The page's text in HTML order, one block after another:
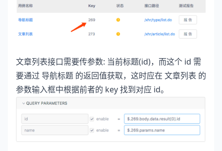
文章列表接口需要传参数: 当前标题(id)，而这个 id 需
要通过 导航标题 的返回值获取，这时应在 文章列表 的
参数输入框中根据前者的 key 找到对应 id。